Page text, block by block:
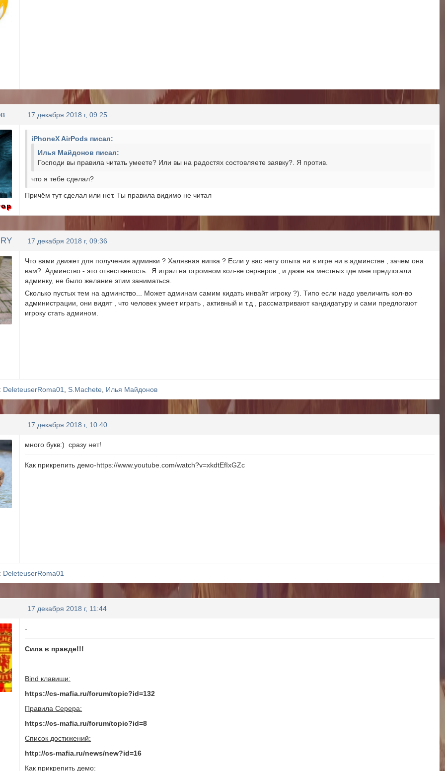
17 декабря 2018 г, 09:25
iPhoneX AirPods писал:
Илья Майдонов писал:
Господи вы правила читать умеете? Или вы на радостях состовляете заявку?. Я против.
что я тебе сделал?
Причём тут сделал или нет. Ты правила видимо не читал
17 декабря 2018 г, 09:36
Что вами движет для получения админки ? Халявная випка ? Если у вас нету опыта ни в игре ни в админстве , зачем она
вам? Админство - это отвественость. Я играл на огромном кол-ве серверов , и даже на местных где мне предлогали
админку, не было желание этим заниматься.
Сколько пустых тем на админство... Может админам самим кидать инвайт игроку ?). Типо если надо увеличить кол-во
администрации, они видят , что человек умеет играть , активный и т.д , рассматривают кандидатуру и сами предлогают
игроку стать админом.
DeleteuserRoma01 S.Machete Илья Майдонов
17 декабря 2018 г, 10:40
много букв:) сразу нет!
Как прикрепить демо-https://www.youtube.com/watch?v=xkdtEfIxGZc
DeleteuserRoma01
17 декабря 2018 г, 11:44
-
Сила в правде!!!
Bind клавиши:
https://cs-mafia.ru/forum/topic?id=132
Правила Серера:
https://cs-mafia.ru/forum/topic?id=8
Список достижений:
http://cs-mafia.ru/news/new?id=16
Как прикрепить демо: